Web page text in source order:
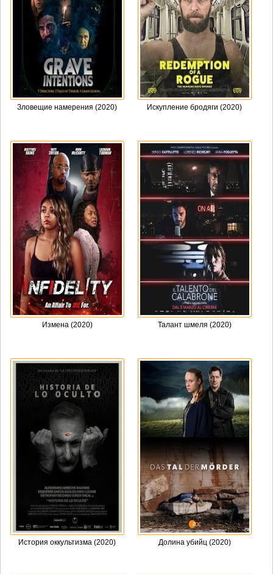
Зловещие намерения (2020) Искупление бродяги (2020)
Измена (2020) Талант шмеля (2020)
История оккультизма (2020) Долина убийц (2020)